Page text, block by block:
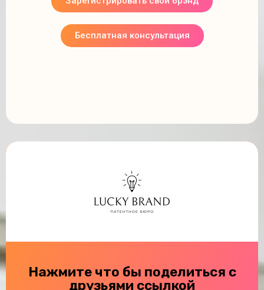
Бесплатная консультация
Нажмите что бы поделиться с
друзьями ссылкой